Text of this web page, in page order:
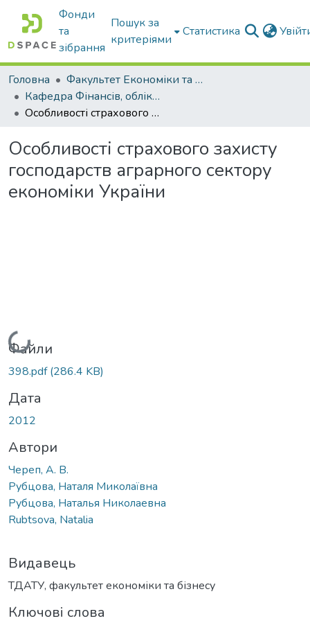
Фонди
та
зібрання
Пошук за
критеріями
Статистика
Головна
Факультет Економіки та бізнесу
Кафедра Фінансів, обліку і оподаткування
Особливості страхового захисту господарств аграрного сектору економіки України
Особливості страхового захисту
господарств аграрного сектору
економіки України
Вантажиться...
Файли
398.pdf(286.4 KB)
Дата
2012
Автори
Череп, А. В.
Рубцова, Наталя Миколаївна
Рубцова, Наталья Николаевна
Rubtsova, Natalia
Видавець
ТДАТУ, факультет економіки та бізнесу
Ключові слова